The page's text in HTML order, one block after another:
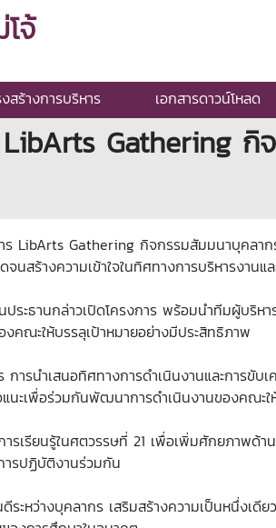
จ้
สร้างการบริหาร เอกสารดาวน์โหลด
Gathering กิ
LibArts Gathering กิจกรรมสัมมนาบุคลา
สร้างความเข้าใจในทิศทางการบริหารงาน
ะธานกล่าวเปิดโครงการ พร้อมนำทีมผู้บริ
คณะให้บรรลุเป้าหมายอย่างมีประสิทธิภาพ
ารนำเสนอทิศทางการดำเนินงานและการขั
นะเพื่อร่วมกันพัฒนาการดำเนินงานของคณะ
รียนรู้ในศตวรรษที่ 21 เพื่อเพิ่มศักยภาพด้าน
รปฏิบัติงานร่วมกัน
หว่างบุคลากร เสริมสร้างความเป็นหนึ่งเ